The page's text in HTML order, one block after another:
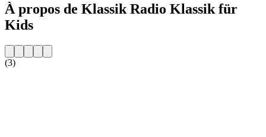
À propos de Klassik Radio Klassik für
Kids
(3)